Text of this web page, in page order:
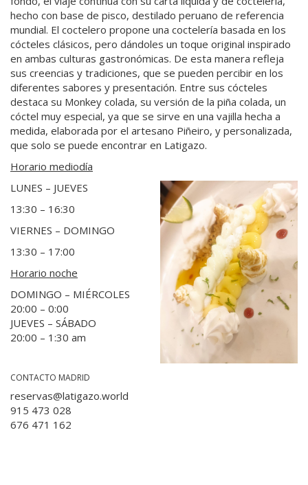
hecho con base de pisco, destilado peruano de referencia
mundial. El coctelero propone una coctelería basada en los
cócteles clásicos, pero dándoles un toque original inspirado
en ambas culturas gastronómicas. De esta manera refleja
sus creencias y tradiciones, que se pueden percibir en los
diferentes sabores y presentación. Entre sus cócteles
destaca su Monkey colada, su versión de la piña colada, un
cóctel muy especial, ya que se sirve en una vajilla hecha a
medida, elaborada por el artesano Piñeiro, y personalizada,
que solo se puede encontrar en Latigazo.
Horario mediodía
LUNES – JUEVES
13:30 – 16:30
VIERNES – DOMINGO
13:30 – 17:00
Horario noche
DOMINGO – MIÉRCOLES
20:00 – 0:00
JUEVES – SÁBADO
20:00 – 1:30 am
CONTACTO MADRID
reservas@latigazo.world
915 473 028
676 471 162